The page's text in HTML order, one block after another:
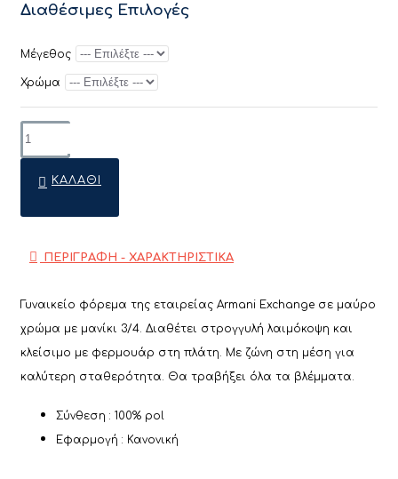
Διαθέσιμες Επιλογές
Μέγεθος
Χρώμα
ΚΑΛΆΘΙ
ΠΕΡΙΓΡΑΦΗ - ΧΑΡΑΚΤΗΡΙΣΤΙΚΑ
Γυναικείο φόρεμα της εταιρείας Armani Exchange σε μαύρο
χρώμα με μανίκι 3/4. Διαθέτει στρογγυλή λαιμόκοψη και
κλείσιμο με φερμουάρ στη πλάτη. Με ζώνη στη μέση για
καλύτερη σταθερότητα. Θα τραβήξει όλα τα βλέμματα.
Σύνθεση : 100% pol
Εφαρμογή : Κανονική